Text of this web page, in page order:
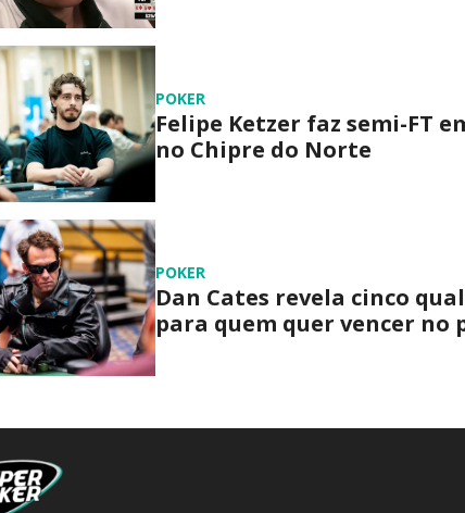
POKER
Felipe Ketzer faz semi-FT
no Chipre do Norte
POKER
Dan Cates revela cinco
para quem quer vencer no